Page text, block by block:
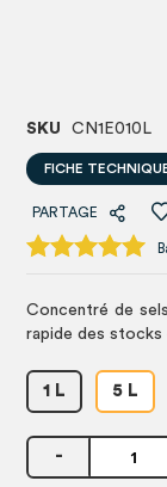
SKU CN1E010L
FICHE
PARTAGE
Concentré de
rapide des stocks
1 L 5 L
-